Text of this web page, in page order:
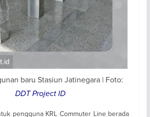
baru Stasiun Jatinegara | Foto:
DDT Project ID
pengguna KRL Commuter Line berada